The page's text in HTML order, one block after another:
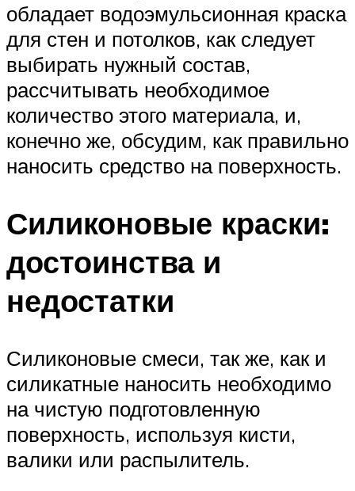
обладает водоэмульсионная краска
для стен и потолков, как следует
выбирать нужный состав,
рассчитывать необходимое
количество этого материала, и,
конечно же, обсудим, как правильно
наносить средство на поверхность.
Силиконовые краски:
достоинства и
недостатки
Силиконовые смеси, так же, как и
силикатные наносить необходимо
на чистую подготовленную
поверхность, используя кисти,
валики или распылитель.